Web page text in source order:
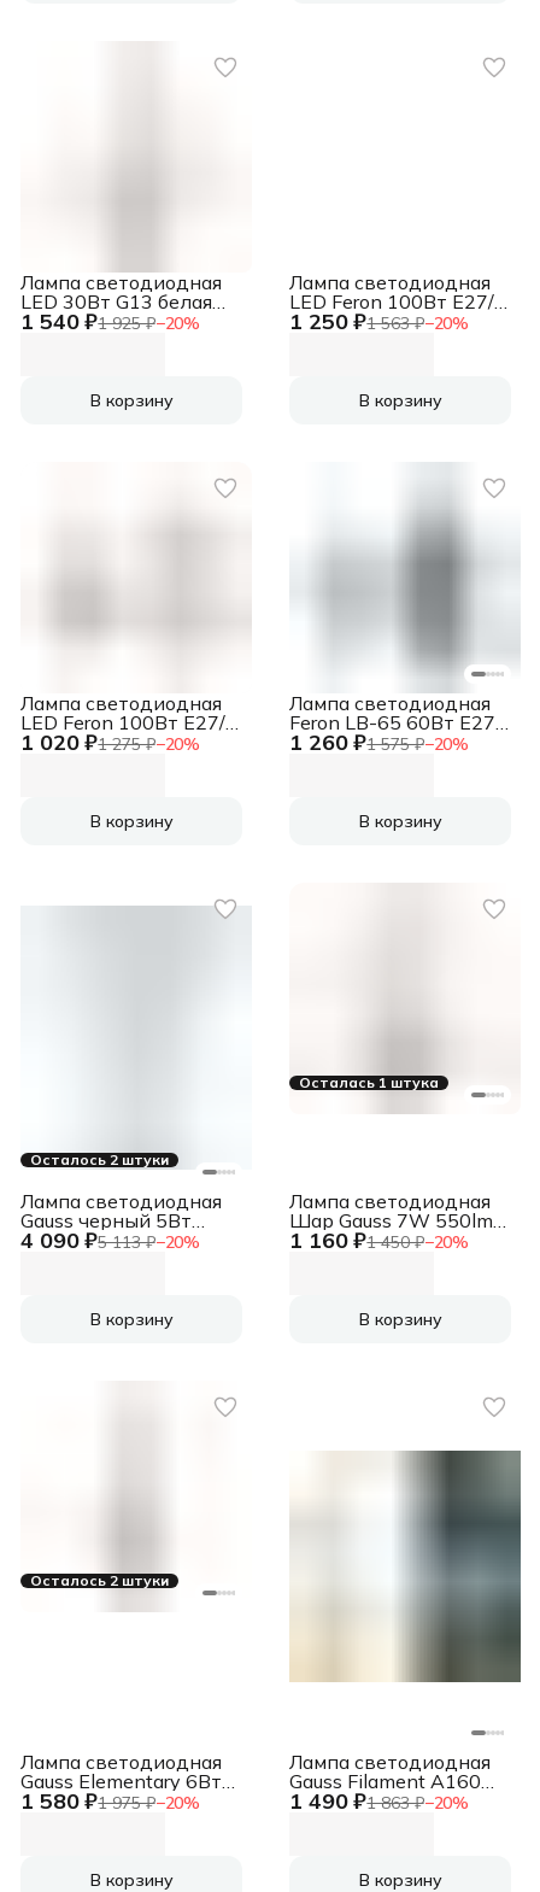
1 540 ₽1 925 ₽−20%
Лампа светодиодная
LED 30Вт G13 белая
(установка возможна
В корзину
1 250 ₽1 563 ₽−20%
Лампа светодиодная
LED Feron 100Вт Е27/
Е40 дневной
В корзину
1 020 ₽1 275 ₽−20%
Лампа светодиодная
LED Feron 100Вт Е27/
Е40 белый
В корзину
1 260 ₽1 575 ₽−20%
Лампа светодиодная
Feron LB-65 60Вт Е27/
Е40 дневной
В корзину
Осталось 2 штуки
4 090 ₽5 113 ₽−20%
Лампа светодиодная
Gauss черный 5Вт
цок.:GU10 рефлектор
В корзину
Осталась 1 штука
1 160 ₽1 450 ₽−20%
Лампа светодиодная
Шар Gauss 7W 550lm
6500K Е27 шаг.
В корзину
Осталось 2 штуки
1 580 ₽1 975 ₽−20%
Лампа светодиодная
Gauss Elementary 6Вт
цок.:E14 свеча 220B
В корзину
1 490 ₽1 863 ₽−20%
Лампа cветодиодная
Gauss Filament А160
10W 890lm 4100К Е27
В корзину